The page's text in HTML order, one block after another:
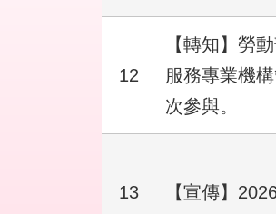
12
【轉知】勞
服務專業機
次參與。
13 【宣傳】